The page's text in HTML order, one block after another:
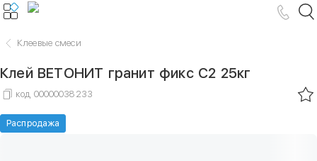
Клеевые смеси
Клей ВЕТОНИТ гранит фикс С2 25кг
код 00000038233
Распродажа